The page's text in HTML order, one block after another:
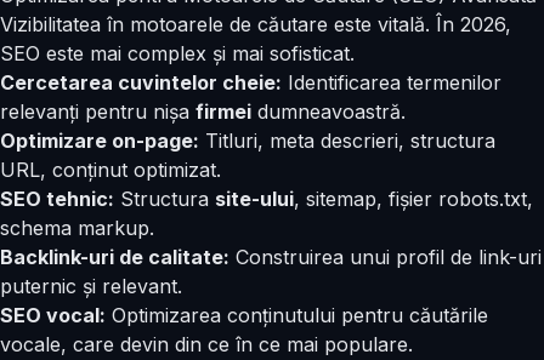
Vizibilitatea în motoarele de căutare este vitală. În 2026,
SEO este mai complex și mai sofisticat.
Cercetarea cuvintelor cheie: Identificarea termenilor
relevanți pentru nișa firmei dumneavoastră.
Optimizare on-page: Titluri, meta descrieri, structura
URL, conținut optimizat.
SEO tehnic: Structura site-ului, sitemap, fișier robots.txt,
schema markup.
Backlink-uri de calitate: Construirea unui profil de link-uri
puternic și relevant.
SEO vocal: Optimizarea conținutului pentru căutările
vocale, care devin din ce în ce mai populare.